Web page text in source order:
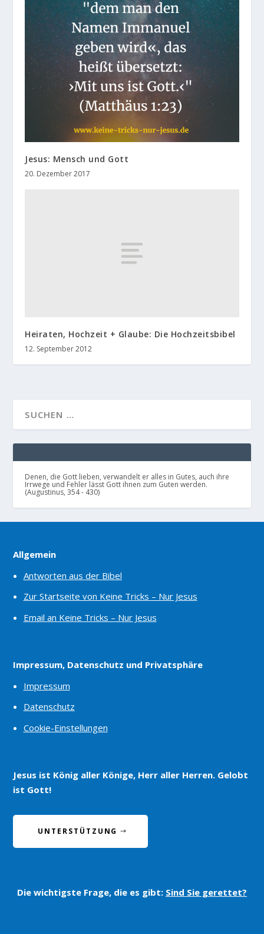
Jesus: Mensch und Gott
20. Dezember 2017
Heiraten, Hochzeit + Glaube: Die Hochzeitsbibel
12. September 2012
Denen, die Gott lieben, verwandelt er alles in Gutes, auch ihre
Irrwege und Fehler lässt Gott ihnen zum Guten werden.
(Augustinus, 354 - 430)
Allgemein
Antworten aus der Bibel
Zur Startseite von Keine Tricks – Nur Jesus
Email an Keine Tricks – Nur Jesus
Impressum, Datenschutz und Privatsphäre
Impressum
Datenschutz
Cookie-Einstellungen
Jesus ist König aller Könige, Herr aller Herren. Gelobt
ist Gott!
UNTERSTÜTZUNG
Die wichtigste Frage, die es gibt: Sind Sie gerettet?